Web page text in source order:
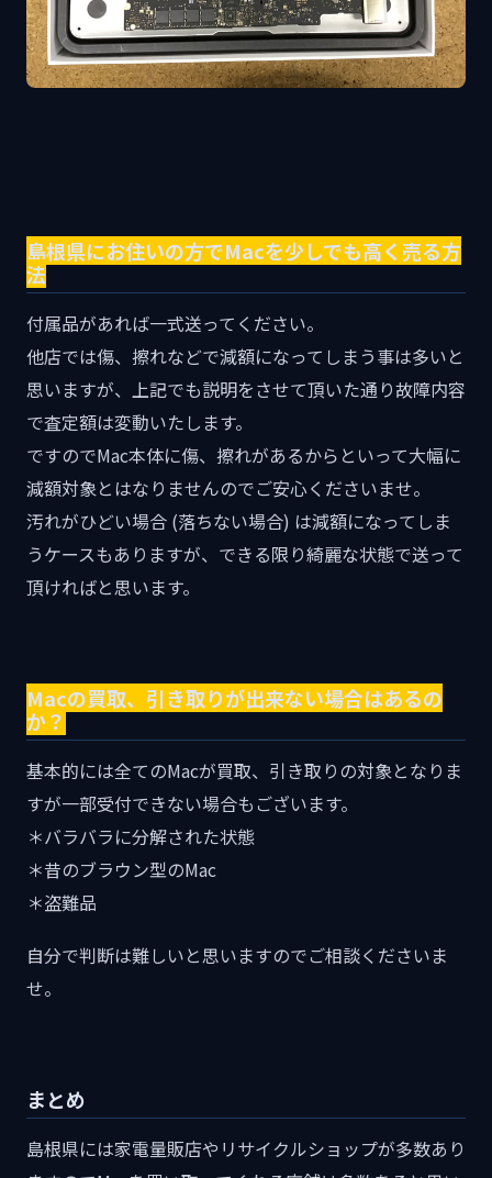
島根県にお住いの方でMacを少しでも高く売る方
法
付属品があれば一式送ってください。
他店では傷、擦れなどで減額になってしまう事は多いと
思いますが、上記でも説明をさせて頂いた通り故障内容
で査定額は変動いたします。
ですのでMac本体に傷、擦れがあるからといって大幅に
減額対象とはなりませんのでご安心くださいませ。
汚れがひどい場合 (落ちない場合) は減額になってしま
うケースもありますが、できる限り綺麗な状態で送って
頂ければと思います。
Macの買取、引き取りが出来ない場合はあるの
か？
基本的には全てのMacが買取、引き取りの対象となりま
すが一部受付できない場合もございます。
＊バラバラに分解された状態
＊昔のブラウン型のMac
＊盗難品
自分で判断は難しいと思いますのでご相談くださいま
せ。
まとめ
島根県には家電量販店やリサイクルショップが多数あり